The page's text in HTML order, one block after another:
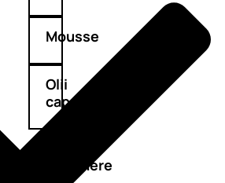
Mousse
Olii
capelli
Maschere